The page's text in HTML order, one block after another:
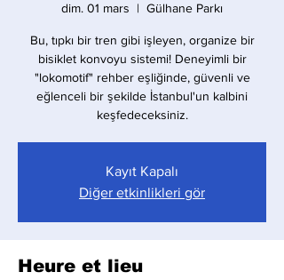
dim. 01 mars
  |
Gülhane Parkı
Bu, tıpkı bir tren gibi işleyen, organize bir
bisiklet konvoyu sistemi! Deneyimli bir
"lokomotif" rehber eşliğinde, güvenli ve
eğlenceli bir şekilde İstanbul'un kalbini
keşfedeceksiniz.
Kayıt Kapalı
Diğer etkinlikleri gör
Heure et lieu